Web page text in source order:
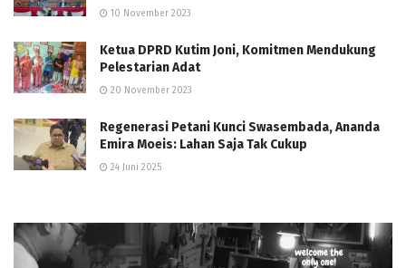
10 November 2023
Ketua DPRD Kutim Joni, Komitmen Mendukung
Pelestarian Adat
20 November 2023
Regenerasi Petani Kunci Swasembada, Ananda
Emira Moeis: Lahan Saja Tak Cukup
24 Juni 2025